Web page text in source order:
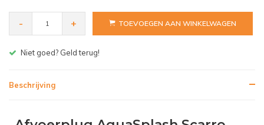
- + TOEVOEGEN AAN WINKELWAGEN
Gratis bezorgen v.a. € 150,- (NL)
Beschrijving